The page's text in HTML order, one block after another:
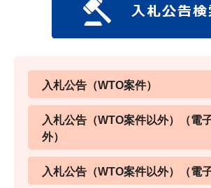
入札公告（WTO案件）
入札公告（WTO案件以外）（電
外）
入札公告（WTO案件以外）（電子